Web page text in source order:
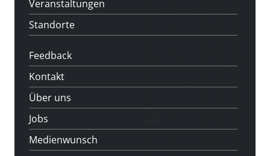
Veranstaltungen
Standorte
Feedback
Kontakt
Über uns
Jobs
Medienwunsch